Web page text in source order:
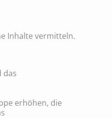
Inhalte vermitteln.
das
erhöhen, die